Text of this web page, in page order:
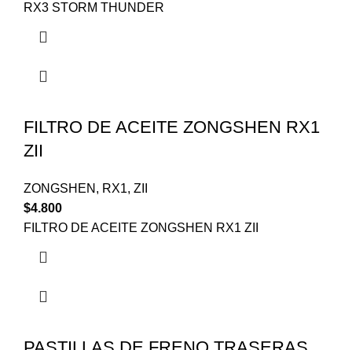
RX3 STORM THUNDER
FILTRO DE ACEITE ZONGSHEN RX1
ZII
ZONGSHEN , RX1, ZII
$4.800
FILTRO DE ACEITE ZONGSHEN RX1 ZII